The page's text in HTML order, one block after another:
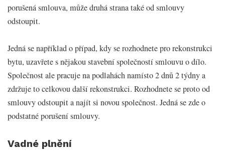
porušená smlouva, může druhá strana také od smlouvy
odstoupit.
Jedná se například o případ, kdy se rozhodnete pro rekonstrukci
bytu, uzavřete s nějakou stavební společností smlouvu o dílo.
Společnost ale pracuje na podlahách namísto 2 dnů 2 týdny a
zdržuje to celkovou další rekonstrukci. Rozhodnete se proto od
smlouvy odstoupit a najít si novou společnost. Jedná se zde o
podstatné porušení smlouvy.
Vadné plnění